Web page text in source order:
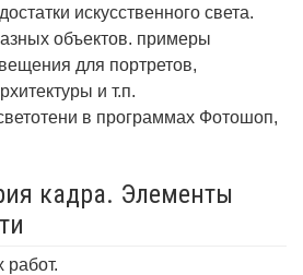
искусственного света.
объектов. примеры
для портретов,
и т.п.
в программах Фотошоп,
кадра. Элементы